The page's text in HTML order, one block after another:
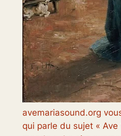
avemariasound.org
qui parle du sujet «